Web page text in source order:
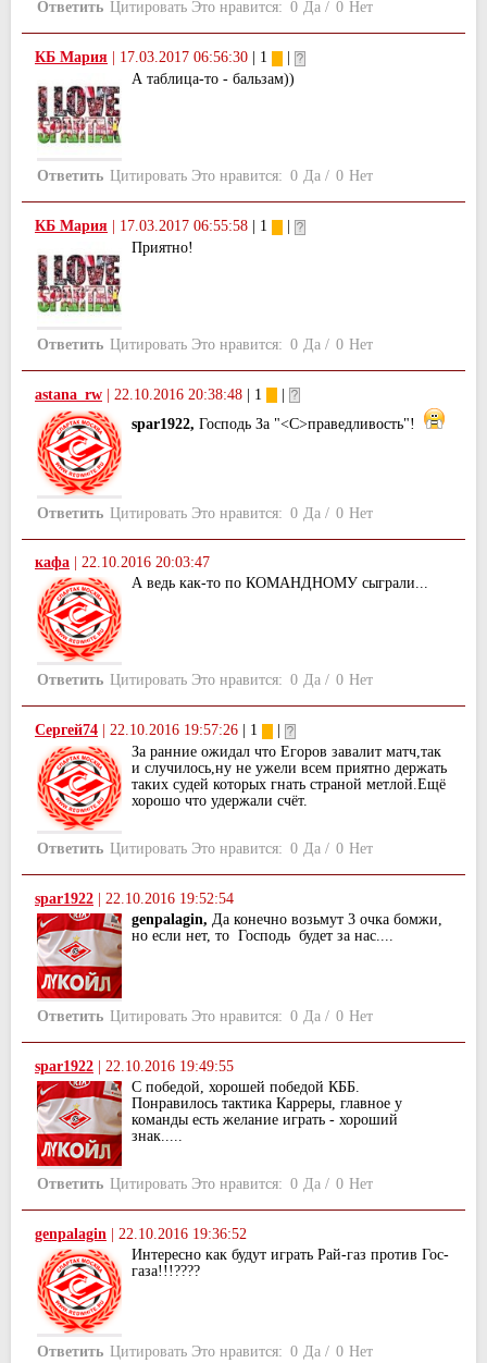
Ответить Цитировать Это нравится: 0 Да / 0 Нет
КБ Мария 17.03.2017 06:56:30 | 1
А таблица-то - бальзам))
Ответить Цитировать Это нравится: 0 Да / 0 Нет
КБ Мария 17.03.2017 06:55:58 | 1
Приятно!
Ответить Цитировать Это нравится: 0 Да / 0 Нет
astana_rw | 22.10.2016 20:38:48 | 1
|
spar1922, Господь За "<С>праведливость"!
Ответить Цитировать Это нравится: 0 Да / 0 Нет
кафа
22.10.2016 20:03:47
А ведь как-то по КОМАНДНОМУ сыграли...
Ответить Цитировать Это нравится: 0 Да / 0 Нет
Сергей74 22.10.2016 19:57:26 | 1
За ранние ожидал что Егоров завалит матч,так
и случилось,ну не ужели всем приятно держать
таких судей которых гнать страной метлой.Ещё
хорошо что удержали счёт.
Ответить Цитировать Это нравится: 0 Да / 0 Нет
spar1922
22.10.2016 19:52:54
genpalagin, Да конечно возьмут 3 очка бомжи,
но если нет, то Господь будет за нас....
Ответить Цитировать Это нравится: 0 Да / 0 Нет
spar1922
22.10.2016 19:49:55
С победой, хорошей победой КББ.
Понравилось тактика Карреры, главное у
команды есть желание играть - хороший
знак.....
Ответить Цитировать Это нравится: 0 Да / 0 Нет
genpalagin | 22.10.2016 19:36:52
Интересно как будут играть Рай-газ против Гос-
газа!!!????
Ответить Цитировать Это нравится: 0 Да / 0 Нет